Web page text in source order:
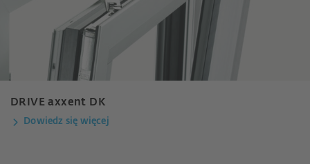
DRIVE axxent DK
Dowiedz się więcej